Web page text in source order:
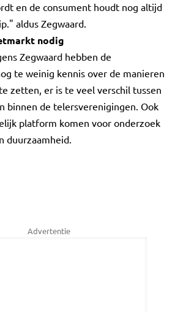
en de consument houdt nog altijd
aldus Zegwaard.
nodig
Zegwaard hebben de
te weinig kennis over de manieren
zetten, er is te veel verschil tussen
binnen de telersverenigingen. Ook
platform komen voor onderzoek
duurzaamheid.
Advertentie